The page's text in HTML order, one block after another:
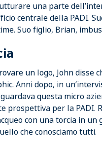
una parte
centrale della PADI.
Suo figlio, Brian,
un logo, John disse
Anni dopo, in
questa micro
prospettiva per la
con una torcia in
che conosciamo tutti.